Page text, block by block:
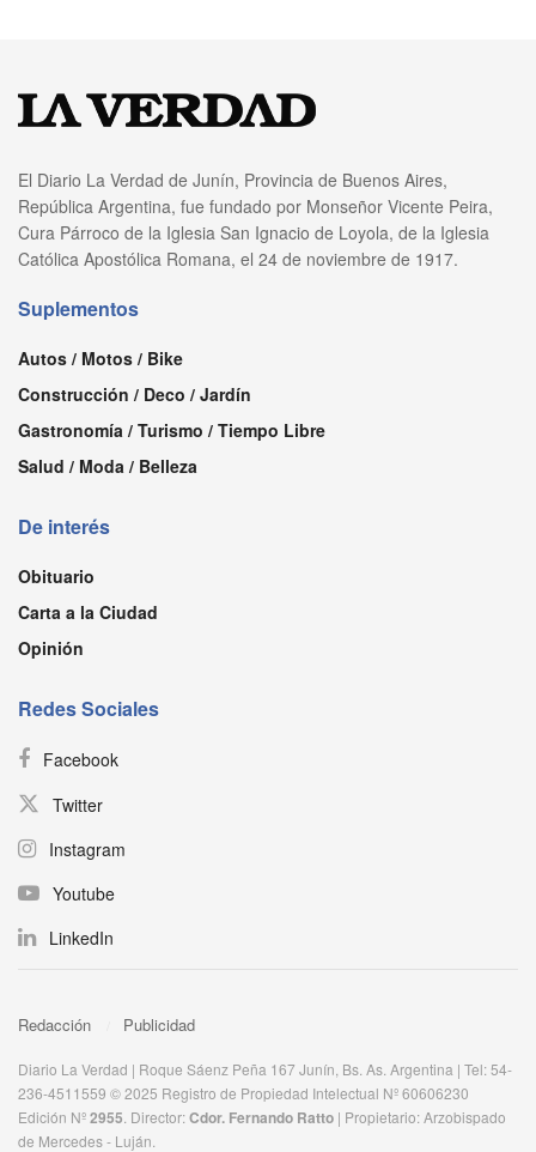
El Diario La Verdad de Junín, Provincia de Buenos Aires,
República Argentina, fue fundado por Monseñor Vicente Peira,
Cura Párroco de la Iglesia San Ignacio de Loyola, de la Iglesia
Católica Apostólica Romana, el 24 de noviembre de 1917.
Suplementos
Autos / Motos / Bike
Construcción / Deco / Jardín
Gastronomía / Turismo / Tiempo Libre
Salud / Moda / Belleza
De interés
Obituario
Carta a la Ciudad
Opinión
Redes Sociales
Facebook
Twitter
Instagram
Youtube
LinkedIn
Redacción Publicidad
Diario La Verdad | Roque Sáenz Peña 167 Junín, Bs. As. Argentina | Tel: 54-
236-4511559 © 2025 Registro de Propiedad Intelectual Nº 60606230
Edición Nº2955 . Director:​Cdor. Fernando Ratto | Propietario:​ Arzobispado
de Mercedes - Luján.